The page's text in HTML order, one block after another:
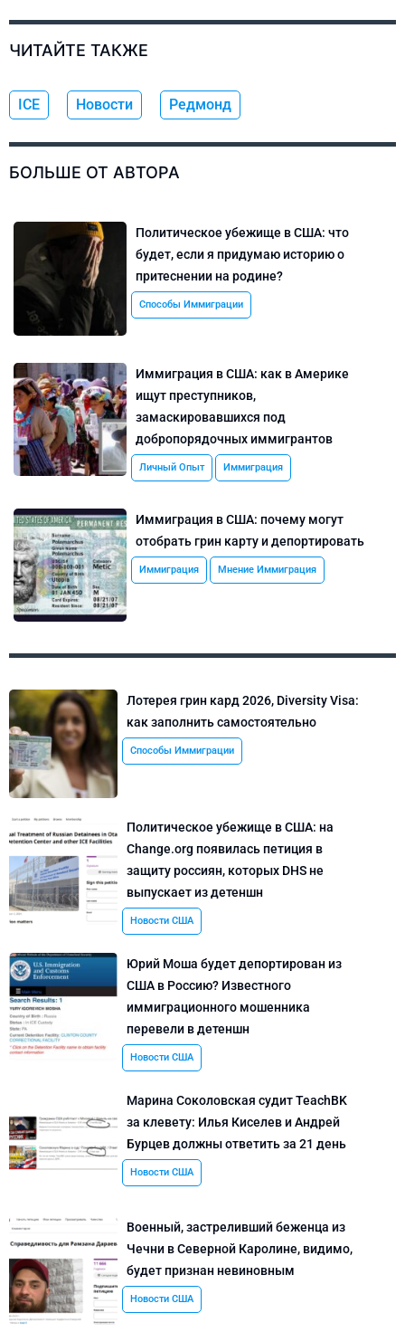
ЧИТАЙТЕ ТАКЖЕ
ICE Новости Редмонд
БОЛЬШЕ ОТ АВТОРА
Политическое убежище в США: что
будет, если я придумаю историю о
притеснении на родине?
Способы Иммиграции
Иммиграция в США: как в Америке
ищут преступников,
замаскировавшихся под
добропорядочных иммигрантов
Личный Опыт Иммиграция
Иммиграция в США: почему могут
отобрать грин карту и депортировать
Иммиграция Мнение Иммиграция
Лотерея грин кард 2026, Diversity Visa:
как заполнить самостоятельно
Способы Иммиграции
Политическое убежище в США: на
Change.org появилась петиция в
защиту россиян, которых DHS не
выпускает из детеншн
Новости США
Юрий Моша будет депортирован из
США в Россию? Известного
иммиграционного мошенника
перевели в детеншн
Новости США
Марина Соколовская судит TeachBK
за клевету: Илья Киселев и Андрей
Бурцев должны ответить за 21 день
Новости США
Военный, застреливший беженца из
Чечни в Северной Каролине, видимо,
будет признан невиновным
Новости США